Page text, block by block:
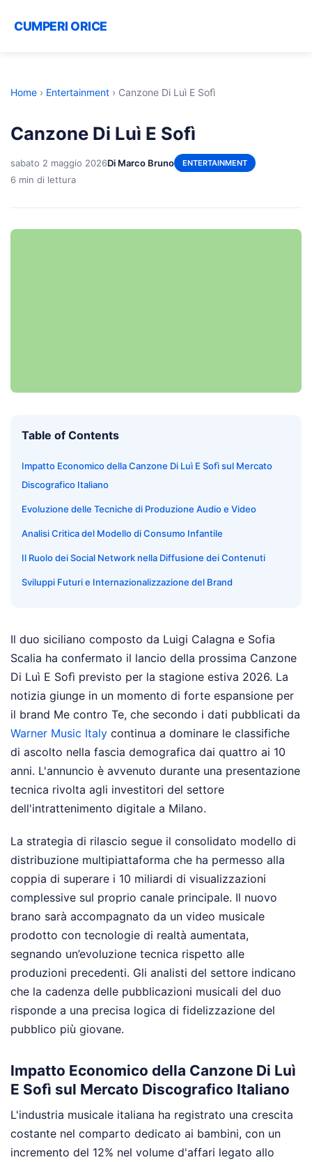
CUMPERI ORICE
Home › Entertainment › Canzone Di Luì E Sofì
Canzone Di Luì E Sofì
sabato 2 maggio 2026Di Marco Bruno ENTERTAINMENT
6 min di lettura
Table of Contents
Impatto Economico della Canzone Di Luì E Sofì sul Mercato
Discografico Italiano
Evoluzione delle Tecniche di Produzione Audio e Video
Analisi Critica del Modello di Consumo Infantile
Il Ruolo dei Social Network nella Diffusione dei Contenuti
Sviluppi Futuri e Internazionalizzazione del Brand
Il duo siciliano composto da Luigi Calagna e Sofia
Scalia ha confermato il lancio della prossima Canzone
Di Luì E Sofì previsto per la stagione estiva 2026. La
notizia giunge in un momento di forte espansione per
il brand Me contro Te, che secondo i dati pubblicati da
Warner Music Italy continua a dominare le classifiche
di ascolto nella fascia demografica dai quattro ai 10
anni. L'annuncio è avvenuto durante una presentazione
tecnica rivolta agli investitori del settore
dell'intrattenimento digitale a Milano.
La strategia di rilascio segue il consolidato modello di
distribuzione multipiattaforma che ha permesso alla
coppia di superare i 10 miliardi di visualizzazioni
complessive sul proprio canale principale. Il nuovo
brano sarà accompagnato da un video musicale
prodotto con tecnologie di realtà aumentata,
segnando un’evoluzione tecnica rispetto alle
produzioni precedenti. Gli analisti del settore indicano
che la cadenza delle pubblicazioni musicali del duo
risponde a una precisa logica di fidelizzazione del
pubblico più giovane.
Impatto Economico della Canzone Di Luì
E Sofì sul Mercato Discografico Italiano
L'industria musicale italiana ha registrato una crescita
costante nel comparto dedicato ai bambini, con un
incremento del 12% nel volume d'affari legato allo